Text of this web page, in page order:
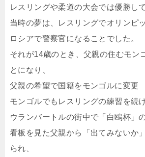
レスリングや柔道の大会では優勝し
当時の夢は、レスリングでオリンピ
ロシアで警察官になることでした。
それが14歳のとき、父親の住むモン
とになり、
父親の希望で国籍をモンゴルに変更
モンゴルでもレスリングの練習を続
ウランバートルの街中で「白鴎杯」
看板を見た父親から「出てみないか
られ、